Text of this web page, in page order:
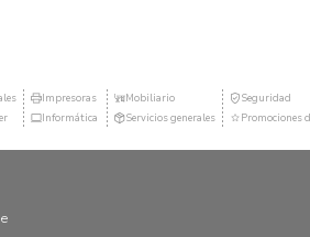
Impresoras
Informática
Mobiliario
Servicios generales
Seguridad
Promociones